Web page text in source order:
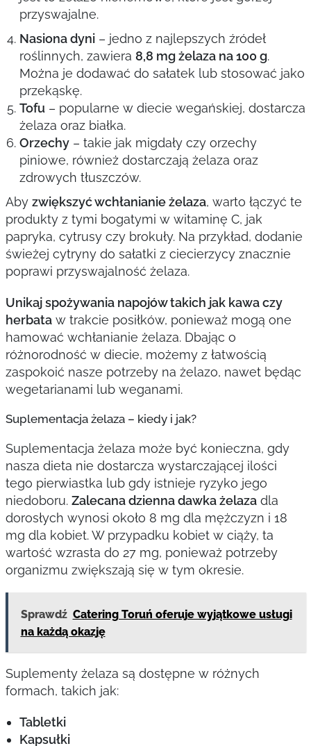
przyswajalne.
Nasiona dyni– jedno z najlepszych źródeł
roślinnych, zawiera 8,8 mg żelaza na 100 g.
Można je dodawać do sałatek lub stosować jako
przekąskę.
Tofu – popularne w diecie wegańskiej, dostarcza
żelaza oraz białka.
Orzechy– takie jak migdały czy orzechy
piniowe, również dostarczają żelaza oraz
zdrowych tłuszczów.
Aby zwiększyć wchłanianie żelaza, warto łączyć te
produkty z tymi bogatymi w witaminę C, jak
papryka, cytrusy czy brokuły. Na przykład, dodanie
świeżej cytryny do sałatki z ciecierzycy znacznie
poprawi przyswajalność żelaza.
Unikaj spożywania napojów takich jak kawa czy
herbataw trakcie posiłków, ponieważ mogą one
hamować wchłanianie żelaza. Dbając o
różnorodność w diecie, możemy z łatwością
zaspokoić nasze potrzeby na żelazo, nawet będąc
wegetarianami lub weganami.
Suplementacja żelaza – kiedy i jak?
Suplementacja żelaza może być konieczna, gdy
nasza dieta nie dostarcza wystarczającej ilości
tego pierwiastka lub gdy istnieje ryzyko jego
niedoboru. Zalecana dzienna dawka żelazadla
dorosłych wynosi około 8 mg dla mężczyzn i 18
mg dla kobiet. W przypadku kobiet w ciąży, ta
wartość wzrasta do 27 mg, ponieważ potrzeby
organizmu zwiększają się w tym okresie.
Sprawdź Catering Toruń oferuje wyjątkowe usługi
na każdą okazję
Suplementy żelaza są dostępne w różnych
formach, takich jak:
Tabletki
Kapsułki